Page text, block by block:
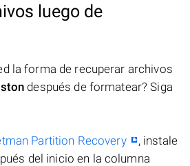
luego de
la forma de recuperar archivos
después de formatear? Siga
Partition Recovery
, instale
del inicio en la columna